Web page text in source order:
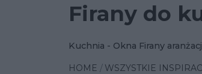
Firany do
Kuchnia - Okna Firany
HOME WSZYSTKIE